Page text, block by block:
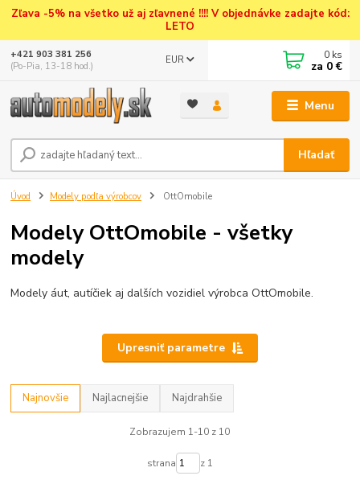
Zľava -5% na všetko už aj zľavnené !!!! V objednávke zadajte kód:
LETO
Menu
EUR
Hľadať
+421 903 381 256
(Po-Pia, 13-18 hod.)
0 ks
za 0 €
Úvod Modely podľa výrobcov OttOmobile
Modely OttOmobile - všetky
modely
Modely áut, autíčiek aj dalších vozidiel výrobca OttOmobile.
Upresniť parametre
Najnovšie Najlacnejšie Najdrahšie
Zobrazujem 1-10 z 10
strana z 1